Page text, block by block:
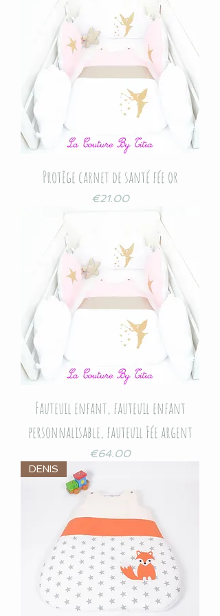
Protège carnet de santé fée or
Price
€21.00
Fauteuil enfant, fauteuil enfant
personnalisable, fauteuil Fée argent
Price
€64.00
DENIS